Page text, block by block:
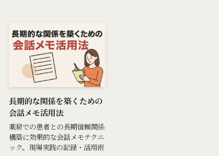
長期的な関係を築くための
会話メモ活用法
薬局での患者との長期信頼関係
構築に効果的な会話メモテクニ
ック。現場実践の記録・活用術